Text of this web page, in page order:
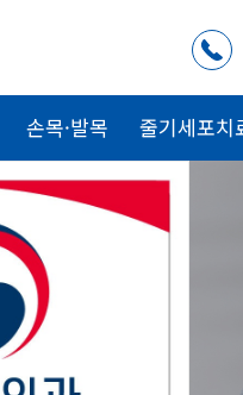
손목·발목 줄기세포치
을
음으로